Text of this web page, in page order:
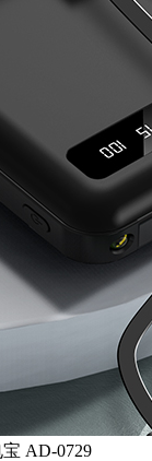
AD-0729